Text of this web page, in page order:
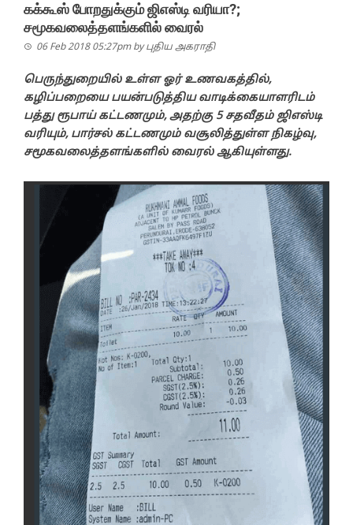
கக்கூஸ் போறதுக்கும் ஜிஎஸ்டி வரியா?;
சமூகவலைத்தளங்களில் வைரல்
06 Feb 2018 05:27pm byபுதிய அகராதி
பெருந்துறையில் உள்ள ஓர் உணவகத்தில்,
கழிப்பறையை பயன்படுத்திய வாடிக்கையாளரிடம்
பத்து ரூபாய் கட்டணமும், அதற்கு 5 சதவீதம் ஜிஎஸ்டி
வரியும், பார்சல் கட்டணமும் வசூலித்துள்ள நிகழ்வு,
சமூகவலைத்தளங்களில் வைரல் ஆகியுள்ளது.